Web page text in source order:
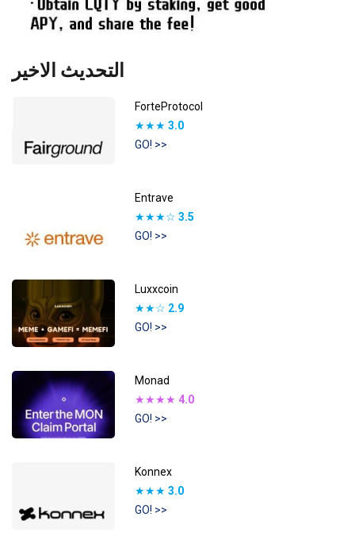
التحديث الاخير
ForteProtocol
★★★ 3.0
GO! >>
Entrave
★★★☆ 3.5
GO! >>
Luxxcoin
★★☆ 2.9
GO! >>
Monad
★★★★ 4.0
GO! >>
Konnex
★★★ 3.0
GO! >>